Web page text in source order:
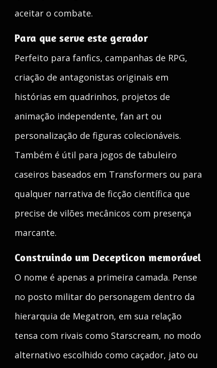
aceitar o combate.
Para que serve este gerador
Perfeito para fanfics, campanhas de RPG,
criação de antagonistas originais em
histórias em quadrinhos, projetos de
animação independente, fan art ou
personalização de figuras colecionáveis.
Também é útil para jogos de tabuleiro
caseiros baseados em Transformers ou para
qualquer narrativa de ficção científica que
precise de vilões mecânicos com presença
marcante.
Construindo um Decepticon memorável
O nome é apenas a primeira camada. Pense
no posto militar do personagem dentro da
hierarquia de Megatron, em sua relação
tensa com rivais como Starscream, no modo
alternativo escolhido como caçador, jato ou